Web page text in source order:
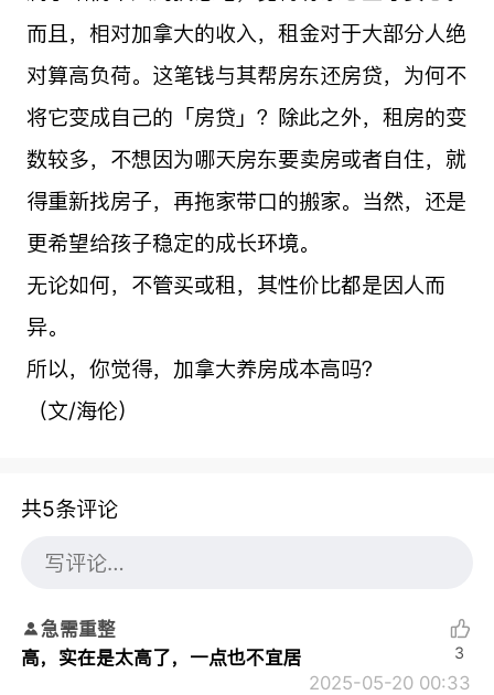
而且，相对加拿大的收入，租金对于大部分人绝
对算高负荷。这笔钱与其帮房东还房贷，为何不
将它变成自己的「房贷」？除此之外，租房的变
数较多，不想因为哪天房东要卖房或者自住，就
得重新找房子，再拖家带口的搬家。当然，还是
更希望给孩子稳定的成长环境。
无论如何，不管买或租，其性价比都是因人而
异。
所以，你觉得，加拿大养房成本高吗？
（文/海伦）
共5条评论
急需重整
高，实在是太高了，一点也不宜居
2025-05-20 00:33
3